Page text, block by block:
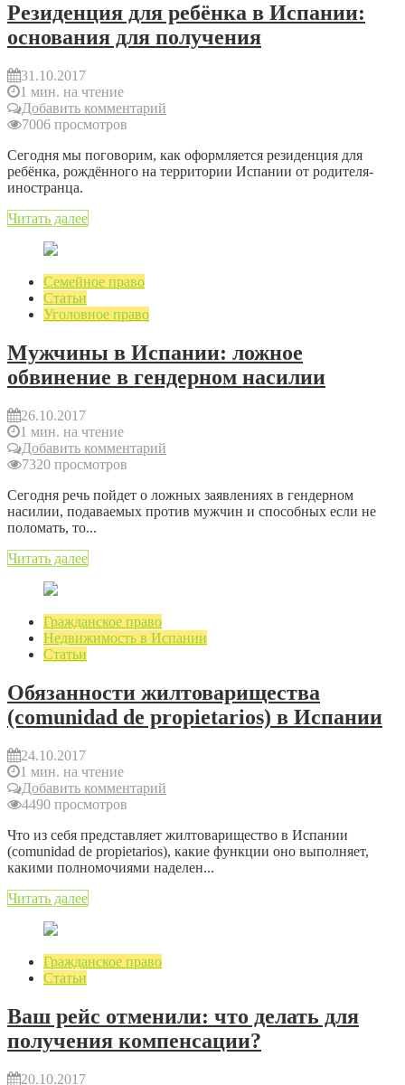
Резиденция для ребёнка в Испании:
основания для получения
31.10.2017
1 мин. на чтение
Добавить комментарий
7006 просмотров
Сегодня мы поговорим, как оформляется резиденция для
ребёнка, рождённого на территории Испании от родителя-
иностранца.
Читать далее
Семейное право
Статьи
Уголовное право
Мужчины в Испании: ложное
обвинение в гендерном насилии
26.10.2017
1 мин. на чтение
Добавить комментарий
7320 просмотров
Сегодня речь пойдет о ложных заявлениях в гендерном
насилии, подаваемых против мужчин и способных если не
поломать, то...
Читать далее
Гражданское право
Недвижимость в Испании
Статьи
Обязанности жилтоварищества
(comunidad de propietarios) в Испании
24.10.2017
1 мин. на чтение
Добавить комментарий
4490 просмотров
Что из себя представляет жилтоварищество в Испании
(comunidad de propietarios), какие функции оно выполняет,
какими полномочиями наделен...
Читать далее
Гражданское право
Статьи
Ваш рейс отменили: что делать для
получения компенсации?
20.10.2017